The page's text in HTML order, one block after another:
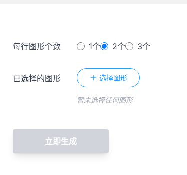
每行图形个数 1个 2个 3个
已选择的图形 选择图形
暂未选择任何图形
立即生成